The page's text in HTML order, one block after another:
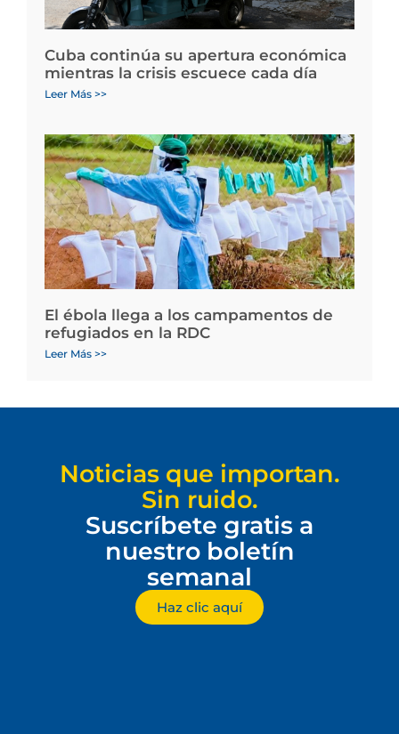
Cuba continúa su apertura económica
mientras la crisis escuece cada día
Leer Más >>
El ébola llega a los campamentos de
refugiados en la RDC
Leer Más >>
Noticias que importan.
Sin ruido.
Suscríbete gratis a
nuestro boletín
semanal
Haz clic aquí